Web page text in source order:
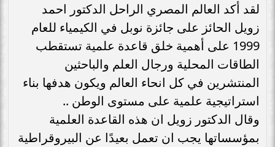
لقد أكد العالم المصري الراحل الدكتور احمد
زويل الحائز على جائزة نوبل في الكيمياء للعام
1999 على أهمية خلق قاعدة علمية تستقطب
الطاقات المحلية ورجال العلم والباحثين
المنتشرين في كل انحاء العالم ويكون هدفها بناء
استراتيجية علمية على مستوى الوطن ..
وقال الدكتور زويل ان هذه القاعدة العلمية
بمؤسساتها يجب ان تعمل بعيدًا عن البيروقراطية